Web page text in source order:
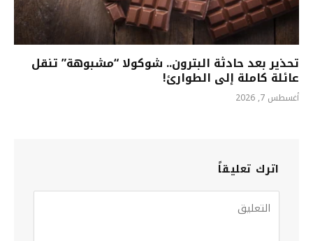
تحذير بعد حادثة البترون.. شوكولا “مشبوهة” تنقل
عائلة كاملة إلى الطوارئ!
أغسطس 7, 2026
اترك تعليقاً